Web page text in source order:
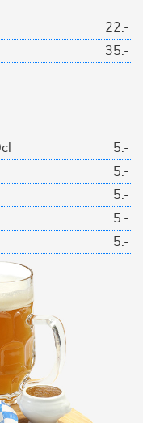
22.-
35.-
5.-
5.-
5.-
5.-
5.-